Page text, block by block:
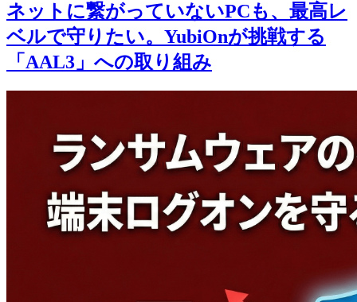
ネットに繋がっていないPCも、最高レ
ベルで守りたい。YubiOnが挑戦する
「AAL3」への取り組み